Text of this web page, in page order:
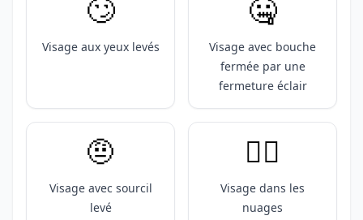
🙄
Visage aux yeux levés
🤐
Visage avec bouche
fermée par une
fermeture éclair
🤨
Visage avec sourcil
levé
😶‍🌫️
Visage dans les
nuages